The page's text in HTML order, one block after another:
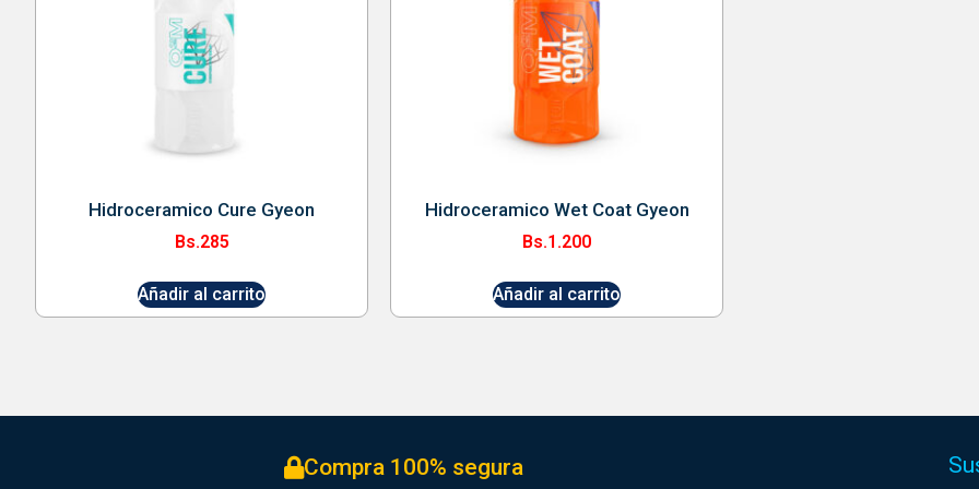
Hidroceramico Cure Gyeon
Bs.285
Añadir al carrito
Hidroceramico Wet Coat Gyeon
Bs.1.200
Añadir al carrito
Compra 100% segura